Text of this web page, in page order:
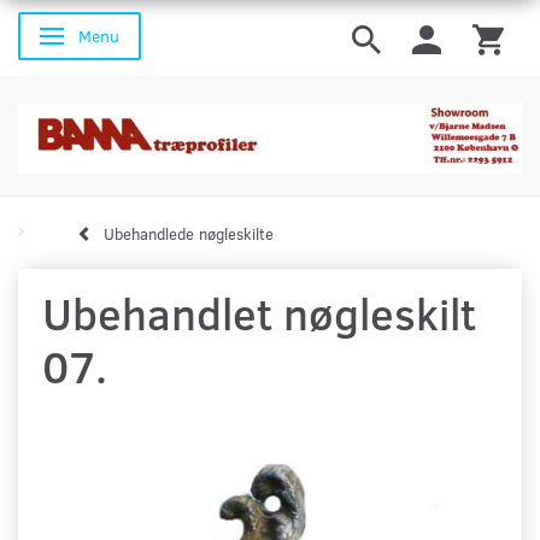
Skifte navigation
Menu
Ubehandlede nøgleskilte
Ubehandlet nøgleskilt
07.